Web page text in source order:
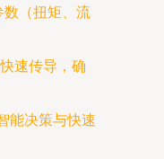
数（扭矩、流
速传导，确
能决策与快速